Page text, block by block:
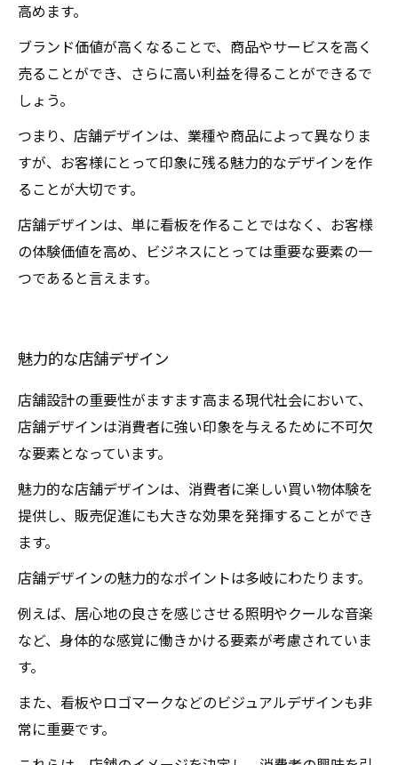
高めます。
ブランド価値が高くなることで、商品やサービスを高く
売ることができ、さらに高い利益を得ることができるで
しょう。
つまり、店舗デザインは、業種や商品によって異なりま
すが、お客様にとって印象に残る魅力的なデザインを作
ることが大切です。
店舗デザインは、単に看板を作ることではなく、お客様
の体験価値を高め、ビジネスにとっては重要な要素の一
つであると言えます。
魅力的な店舗デザイン
店舗設計の重要性がますます高まる現代社会において、
店舗デザインは消費者に強い印象を与えるために不可欠
な要素となっています。
魅力的な店舗デザインは、消費者に楽しい買い物体験を
提供し、販売促進にも大きな効果を発揮することができ
ます。
店舗デザインの魅力的なポイントは多岐にわたります。
例えば、居心地の良さを感じさせる照明やクールな音楽
など、身体的な感覚に働きかける要素が考慮されていま
す。
また、看板やロゴマークなどのビジュアルデザインも非
常に重要です。